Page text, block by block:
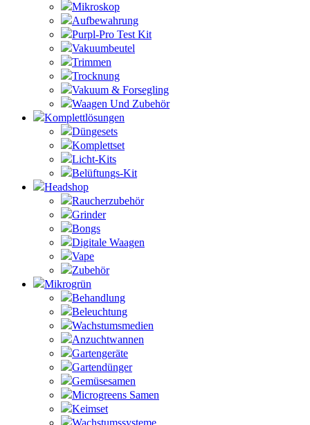
Mikroskop
Aufbewahrung
Purpl-Pro Test Kit
Vakuumbeutel
Trimmen
Trocknung
Vakuum & Forsegling
Waagen Und Zubehör
Komplettlösungen
Düngesets
Komplettset
Licht-Kits
Belüftungs-Kit
Headshop
Raucherzubehör
Grinder
Bongs
Digitale Waagen
Vape
Zubehör
Mikrogrün
Behandlung
Beleuchtung
Wachstumsmedien
Anzuchtwannen
Gartengeräte
Gartendünger
Gemüsesamen
Microgreens Samen
Keimset
Wachstumssysteme